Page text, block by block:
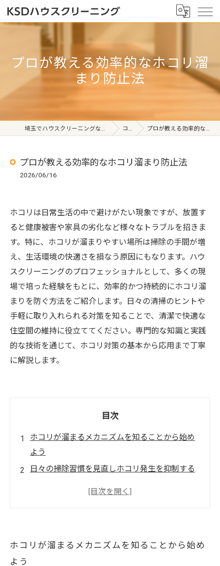
プロが教える効率的なホコリ溜
まり防止法
埼玉でハウスクリーニングならKSDハウスクリーニング コラム プロが教える効率的なホコリ溜まり防止法
プロが教える効率的なホコリ溜まり防止法
2026/06/16
ホコリは日常生活の中で避けがたい現象ですが、放置す
ると健康被害や家具の劣化など様々なトラブルを招きま
す。特に、ホコリが溜まりやすい場所は掃除の手間が増
え、生活環境の快適さを損なう原因にもなります。ハウ
スクリーニングのプロフェッショナルとして、多くの現
場で培った経験をもとに、効率的かつ持続的にホコリ溜
まりを防ぐ方法をご紹介します。日々の清掃のヒントや
手軽に取り入れられる対策を知ることで、清潔で快適な
住空間の維持に役立ててください。専門的な知識と実践
的な技術を通じて、ホコリ対策の基本から応用まで丁寧
に解説します。
目次
ホコリが溜まるメカニズムを知ることから始め
よう
日々の掃除習慣を見直しホコリ発生を抑制する
家具の配置と素材選びでホコリの溜まりにくい
持続可能なホコリ対策を！プロが教える長期メ
ホコリが溜まるメカニズムを知ることから始め
よう